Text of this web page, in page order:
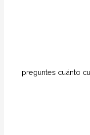
preguntes cuánto